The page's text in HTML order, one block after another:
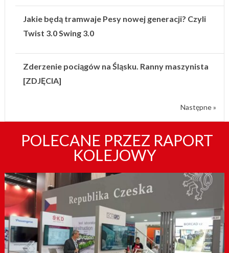
Jakie będą tramwaje Pesy nowej generacji? Czyli
Twist 3.0 Swing 3.0
Zderzenie pociągów na Śląsku. Ranny maszynista
[ZDJĘCIA]
Następne »
POLECANE PRZEZ RAPORT
KOLEJOWY